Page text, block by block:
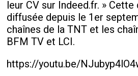
leur CV sur Indeed.fr. »
diffusée depuis le 1er
chaînes de la TNT et les
BFM TV et LCI.
https://youtu.be/